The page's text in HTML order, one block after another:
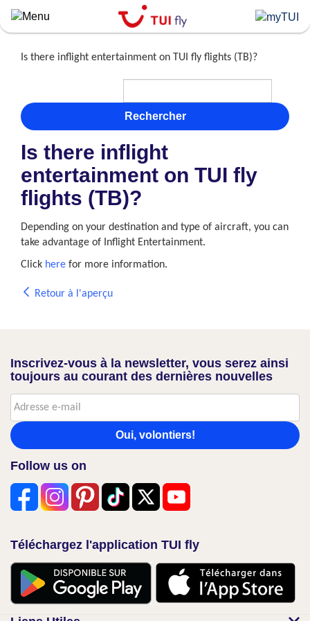
Skip
to
contentIs there inflight entertainment on TUI fly flights (TB)?
Rechercher
Is there inflight
entertainment on TUI fly
flights (TB)?
Depending on your destination and type of aircraft, you can
take advantage of Inflight Entertainment.
Click here for more information.
Retour à l'aperçu
Inscrivez-vous à la newsletter, vous serez ainsi
toujours au courant des dernières nouvelles
Oui, volontiers!
Follow us on
Téléchargez l'application TUI fly